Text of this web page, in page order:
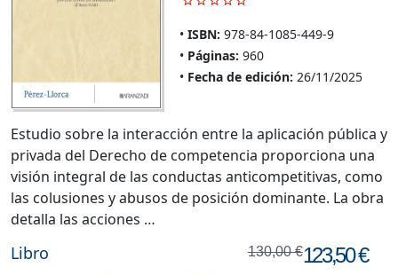
ISBN: 978-84-1085-449-9
Páginas: 960
Fecha de edición: 26/11/2025
Libro 130,00 €123,50 €
Estudio sobre la interacción entre la aplicación pública y
privada del Derecho de competencia proporciona una
visión integral de las conductas anticompetitivas, como
las colusiones y abusos de posición dominante. La obra
detalla las acciones …